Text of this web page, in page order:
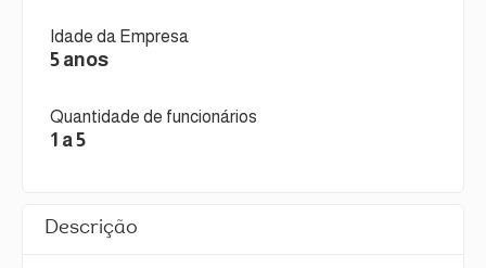
Idade da Empresa
5 anos
Quantidade de funcionários
1 a 5
Descrição